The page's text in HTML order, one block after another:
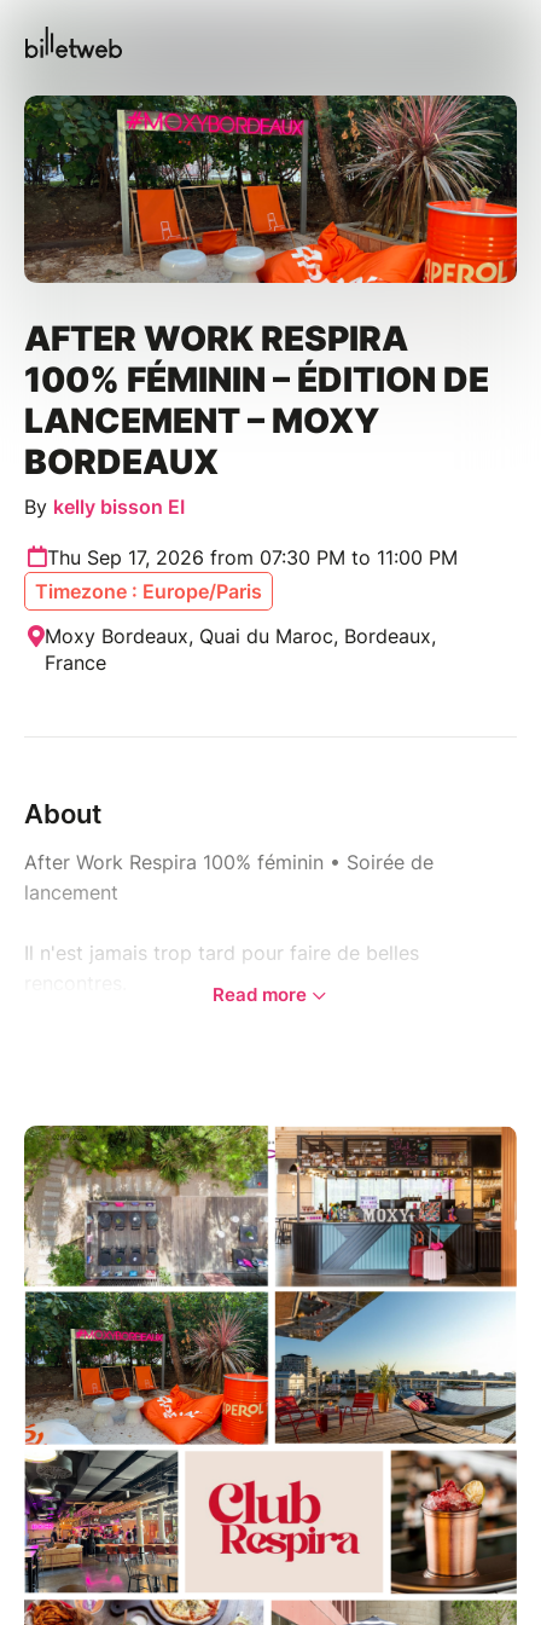
AFTER WORK RESPIRA
100% FÉMININ – ÉDITION DE
LANCEMENT – MOXY
BORDEAUX
By kelly bisson EI
Thu Sep 17, 2026 from 07:30 PM to 11:00 PM
Timezone : Europe/Paris
Moxy Bordeaux, Quai du Maroc, Bordeaux,
France
About
After Work Respira 100% féminin • Soirée de
lancement
Il n'est jamais trop tard pour faire de belles
Je suis très heureuse de vous accueillir pour notre
tout premier After Work Respira, une soirée pensée
pour permettre à des femmes de Bordeaux de se
rencontrer, d'échanger et de passer un moment
chaleureux dans un cadre exceptionnel.
Le Moxy est le lieu idéal pour cette première édition :
Une ambiance vibrante, un service chaleureux et une
touche de fun : tout est pensé pour rendre
l'expérience dynamique et inoubliable.
Au programme :
- Un apéritif convivial
- Des planches à partager
- De nouvelles rencontres
❤️ Une ambiance bienveillante et sans pression
Informations pratiques
Read more